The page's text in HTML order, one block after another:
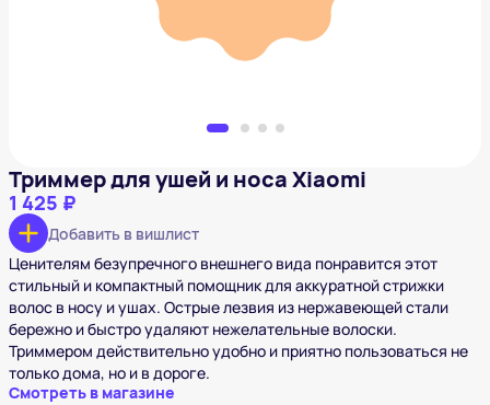
Триммер для ушей и носа Xiaomi
1 425 ₽
Добавить в вишлист
Ценителям безупречного внешнего вида понравится этот
стильный и компактный помощник для аккуратной стрижки
волос в носу и ушах. Острые лезвия из нержавеющей стали
бережно и быстро удаляют нежелательные волоски.
Триммером действительно удобно и приятно пользоваться не
только дома, но и в дороге.
Смотреть в магазине